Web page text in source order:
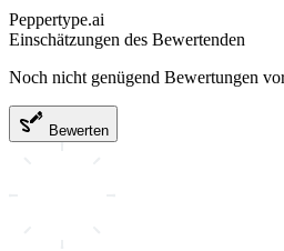
Peppertype.ai
Einschätzungen des Bewertenden
Noch nicht genügend Bewertungen
Bewerten